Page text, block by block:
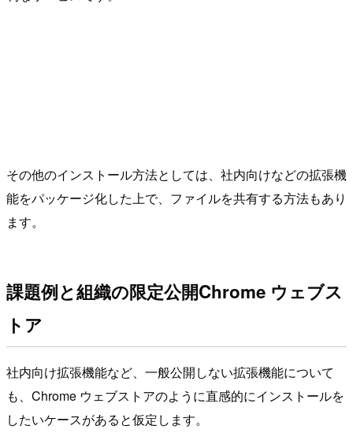
その他のインストール方法としては、社内向けなどの拡張機
能をパッケージ化した上で、ファイルを共有する方法もあり
ます。
課題例と組織の限定公開Chrome ウェブス
トア
社内向け拡張機能など、一般公開しない拡張機能について
も、Chrome ウェブストアのように直感的にインストールを
したいケースがあると仮定します。